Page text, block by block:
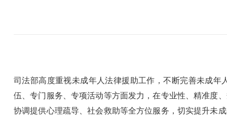
司法部高度重视未成年人法律援助工作，不断完善未成年
伍、专门服务、专项活动等方面发力，在专业性、精准度
协调提供心理疏导、社会救助等全方位服务，切实提升未